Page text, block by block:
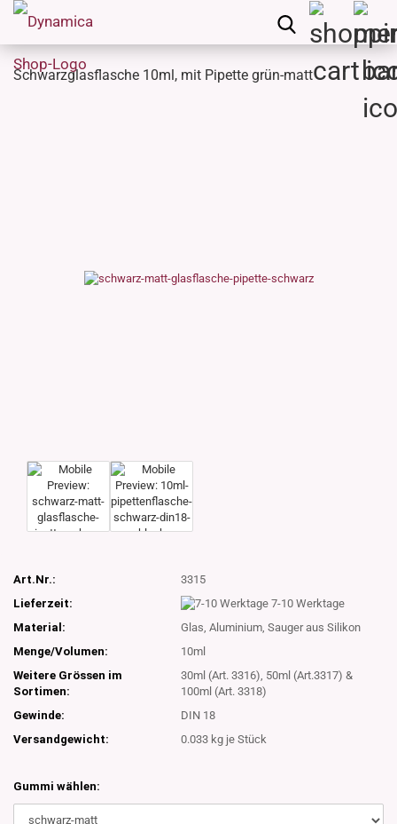
Schwarzglasflasche 10ml, mit Pipette grün-matt
Art.Nr.:
3315
Lieferzeit:
7-10 Werktage
Material:
Glas, Aluminium, Sauger aus Silikon
Menge/Volumen:
10ml
Weitere Grössen im
Sortimen:
30ml (Art. 3316), 50ml (Art.3317) &
100ml (Art. 3318)
Gewinde:
DIN 18
Versandgewicht:
0.033 kg je Stück
Gummi wählen: